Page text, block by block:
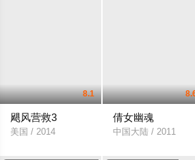
8.1
飓风营救3
美国 / 2014
倩女幽魂
中国大陆 / 2011